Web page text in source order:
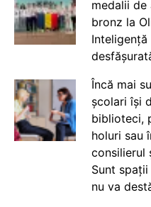
medalii de
bronz la
Încă mai
școlari își
biblioteci,
holuri sau
consilierul
Sunt
nu va